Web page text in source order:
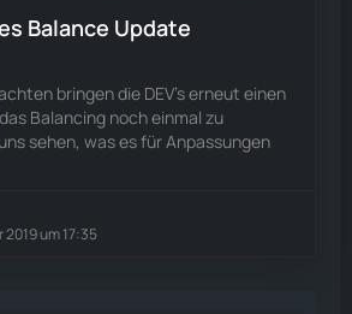
Balance Update
bringen die DEV's erneut einen
Balancing noch einmal zu
sehen, was es für Anpassungen
um 17:35